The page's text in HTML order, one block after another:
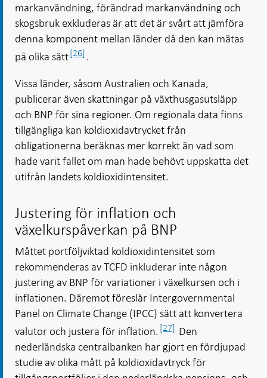
markanvändning, förändrad markanvändning och
skogsbruk exkluderas är att det är svårt att jämföra
denna komponent mellan länder då den kan mätas
på olika sätt[26] .
Vissa länder, såsom Australien och Kanada,
publicerar även skattningar på växthusgasutsläpp
och BNP för sina regioner. Om regionala data finns
tillgängliga kan koldioxidavtrycket från
obligationerna beräknas mer korrekt än vad som
hade varit fallet om man hade behövt uppskatta det
utifrån landets koldioxidintensitet.
Justering för inflation och
växelkurspåverkan på BNP
Måttet portföljviktad koldioxidintensitet som
rekommenderas av TCFD inkluderar inte någon
justering av BNP för variationer i växelkursen och i
inflationen. Däremot föreslår Intergovernmental
Panel on Climate Change (IPCC) sätt att konvertera
valutor och justera för inflation. [27] Den
nederländska centralbanken har gjort en fördjupad
studie av olika mått på koldioxidavtryck för